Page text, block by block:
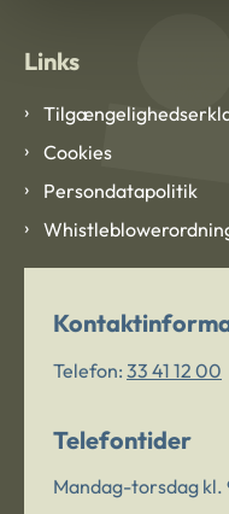
Links
Cookies
Persondatapolitik
Telefon: 33 41 12 00
Telefontider
Mandag-torsdag kl.